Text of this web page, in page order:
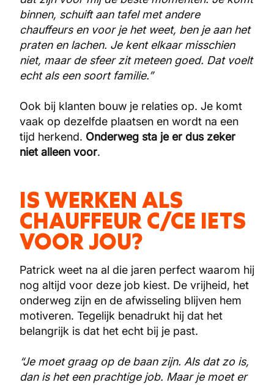
binnen, schuift aan tafel met andere
chauffeurs en voor je het weet, ben je aan het
praten en lachen. Je kent elkaar misschien
niet, maar de sfeer zit meteen goed. Dat voelt
echt als een soort familie.”
Ook bij klanten bouw je relaties op. Je komt
vaak op dezelfde plaatsen en wordt na een
tijd herkend. Onderweg sta je er dus zeker
niet alleen voor.
IS WERKEN ALS
CHAUFFEUR C/CE IETS
VOOR JOU?
Patrick weet na al die jaren perfect waarom hij
nog altijd voor deze job kiest. De vrijheid, het
onderweg zijn en de afwisseling blijven hem
motiveren. Tegelijk benadrukt hij dat het
belangrijk is dat het echt bij je past.
“Je moet graag op de baan zijn. Als dat zo is,
dan is het een prachtige job. Maar je moet er